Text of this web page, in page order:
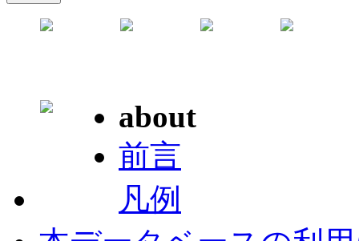
about
前言
凡例